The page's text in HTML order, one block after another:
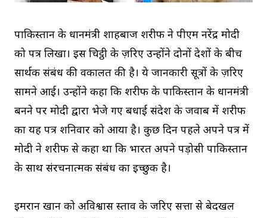
पाकिस्तान के प्रधानमंत्री शाहबाज शरीफ ने पीएम नरेंद्र मोदी
को पत्र लिखा। इस चिट्ठी के ज़रिए उन्होंने दोनों देशों के बीच
सार्थक संबंध की वकालत की है। ये जानकारी सूत्रों के ज़रिए
सामने आई। उन्होंने कहा कि शरीफ के पाकिस्तान के प्रधानमंत्री
बनने पर मोदी द्वारा भेजे गए बधाई संदेश के जवाब में शरीफ
का यह पत्र शनिवार को आया है। कुछ दिन पहले अपने पत्र में
मोदी ने शरीफ से कहा था कि भारत अपने पड़ोसी पाकिस्तान
के साथ संरचनात्मक संबंध का इच्छुक है।
इमरान खान को अविश्वास प्रस्ताव के जरिए सत्ता से बेदखल